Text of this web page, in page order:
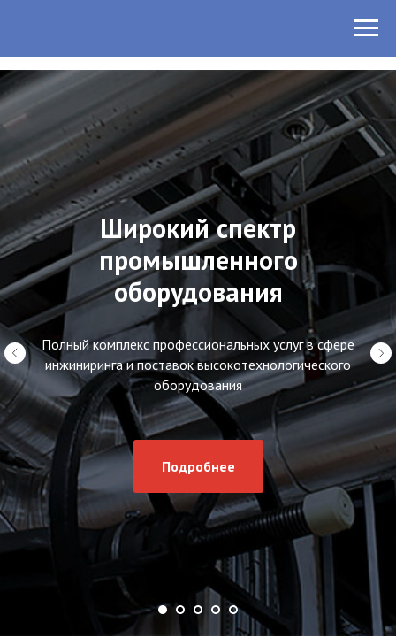
Широкий спектр
промышленного
оборудования
Полный комплекс профессиональных услуг в сфере
инжиниринга и поставок высокотехнологического
оборудования
Подробнее